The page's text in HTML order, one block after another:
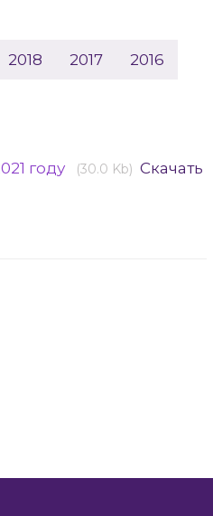
2018 2017 2016
году (30.0 Kb) Скачать